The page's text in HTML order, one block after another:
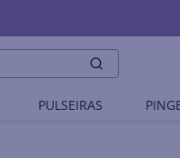
PULSEIRAS